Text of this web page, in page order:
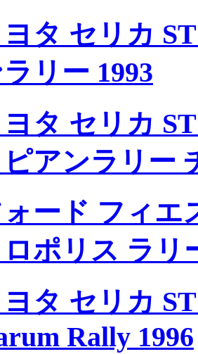
ヨタ セリカ
リー 1993
ヨタ セリカ
ピアンラリー
ォード フィエ
ポリス ラリ
ヨタ セリカ
Rally 1996